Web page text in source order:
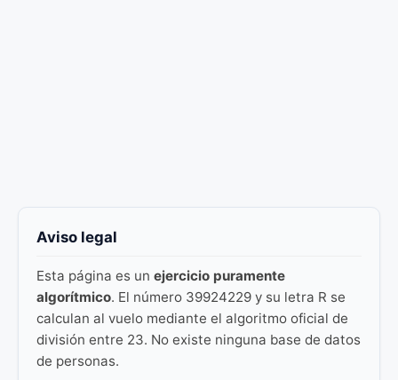
Aviso legal
Esta página es un ejercicio puramente
algorítmico. El número 39924229 y su letra R se
calculan al vuelo mediante el algoritmo oficial de
división entre 23. No existe ninguna base de datos
de personas.